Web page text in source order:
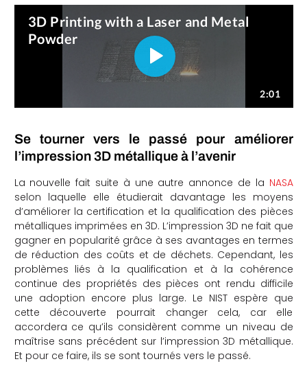
Se tourner vers le passé pour améliorer
l’impression 3D métallique à l’avenir
La nouvelle fait suite à une autre annonce de la NASA
selon laquelle elle étudierait davantage les moyens
d’améliorer la certification et la qualification des pièces
métalliques imprimées en 3D. L’impression 3D ne fait que
gagner en popularité grâce à ses avantages en termes
de réduction des coûts et de déchets. Cependant, les
problèmes liés à la qualification et à la cohérence
continue des propriétés des pièces ont rendu difficile
une adoption encore plus large. Le NIST espère que
cette découverte pourrait changer cela, car elle
accordera ce qu’ils considèrent comme un niveau de
maîtrise sans précédent sur l’impression 3D métallique.
Et pour ce faire, ils se sont tournés vers le passé.